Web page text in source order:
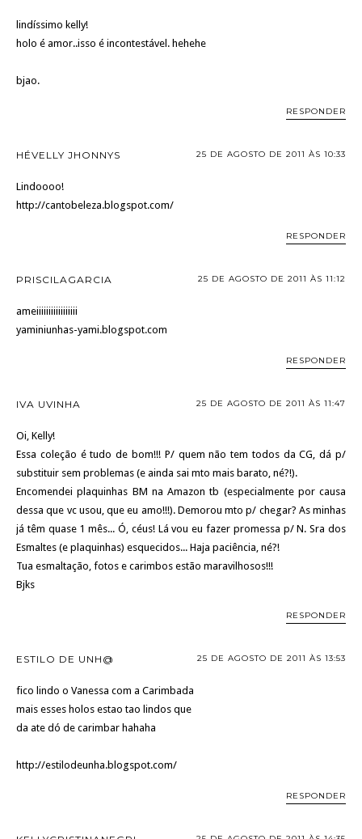
lindíssimo kelly!
holo é amor..isso é incontestável. hehehe
bjao.
RESPONDER
HÉVELLY JHONNYS 25 DE AGOSTO DE 2011 ÀS 10:33
Lindoooo!
http://cantobeleza.blogspot.com/
RESPONDER
PRISCILAGARCIA 25 DE AGOSTO DE 2011 ÀS 11:12
ameiiiiiiiiiiiiiiiii
yaminiunhas-yami.blogspot.com
RESPONDER
IVA UVINHA 25 DE AGOSTO DE 2011 ÀS 11:47
Oi, Kelly!
Essa coleção é tudo de bom!!! P/ quem não tem todos da CG, dá p/
substituir sem problemas (e ainda sai mto mais barato, né?!).
Encomendei plaquinhas BM na Amazon tb (especialmente por causa
dessa que vc usou, que eu amo!!!). Demorou mto p/ chegar? As minhas
já têm quase 1 mês... Ó, céus! Lá vou eu fazer promessa p/ N. Sra dos
Esmaltes (e plaquinhas) esquecidos... Haja paciência, né?!
Tua esmaltação, fotos e carimbos estão maravilhosos!!!
Bjks
RESPONDER
ESTILO DE UNH@ 25 DE AGOSTO DE 2011 ÀS 13:53
fico lindo o Vanessa com a Carimbada
mais esses holos estao tao lindos que
da ate dó de carimbar hahaha
http://estilodeunha.blogspot.com/
RESPONDER